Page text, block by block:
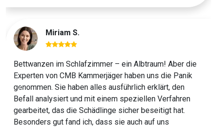
Miriam S.
Bettwanzen im Schlafzimmer – ein Albtraum! Aber die
Experten von CMB Kammerjäger haben uns die Panik
genommen. Sie haben alles ausführlich erklärt, den
Befall analysiert und mit einem speziellen Verfahren
gearbeitet, das die Schädlinge sicher beseitigt hat.
Besonders gut fand ich, dass sie auch auf uns
Previous